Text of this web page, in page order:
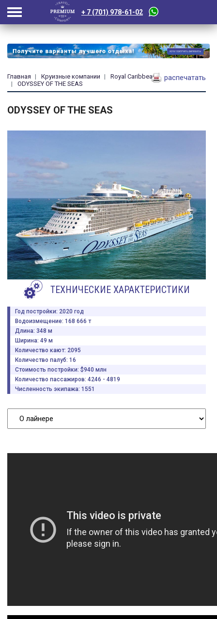
+ 7 (701) 978-61-02
Главная Круизные компании
Royal Caribbean
ODYSSEY OF THE SEAS
распечатать
ODYSSEY OF THE SEAS
ТЕХНИЧЕСКИЕ ХАРАКТЕРИСТИКИ
Год постройки: 2020 год
Водоизмещение: 168 666 т
Длина: 348 м
Ширина: 49 м
Количество кают: 2095
Количество палуб: 16
Стоимость постройки: $940 млн
Количество пассажиров: 4246 - 4819
Численность экипажа: 1551